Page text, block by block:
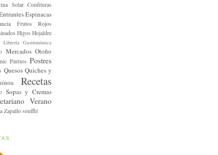
Solar Confituras
Espinacas
Frutos Rojos
Higos Hojaldre
Librería Gastronómica
Mercados Otoño
Pintxos Postres
Quesos Quiches y
Recetas
Sopas y Cremas
Verano
Zapallo soufflé